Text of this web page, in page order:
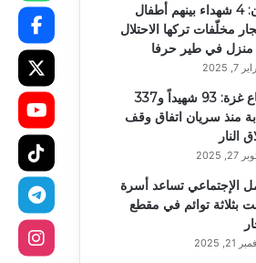
لبنان: 4 شهداء بينهم أطفال
مخلّفات تركها الاحتلال
في طير حرفا
7, 2025
قطاع غزة: 93 شهيداً و337
منذ سريان اتفاق وقف
النار
27, 2025
الإجتماعي تساعد أسرة
بثلاثة توائم في مقطع
21, 2025